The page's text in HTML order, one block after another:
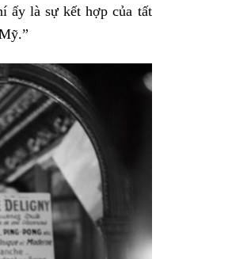
ấy là sự kết hợp của tất